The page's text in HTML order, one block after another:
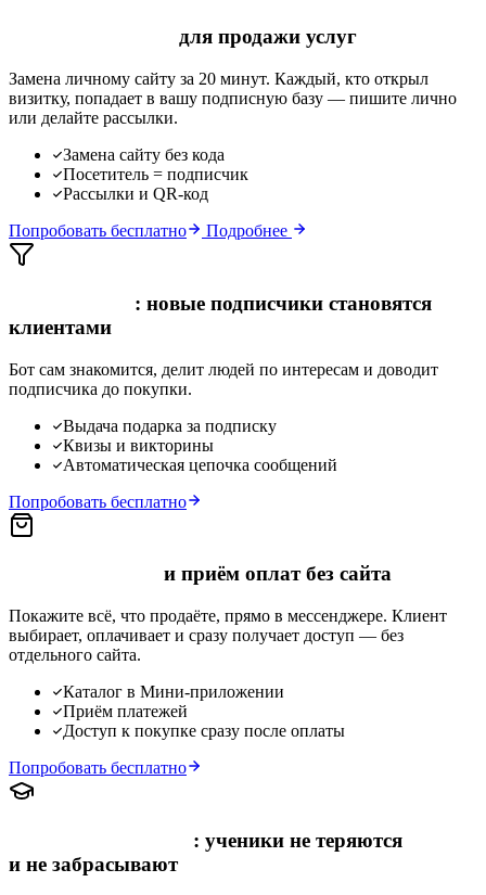
для продажи услуг
Замена личному сайту за 20 минут. Каждый, кто открыл
визитку, попадает в вашу подписную базу — пишите лично
или делайте рассылки.
Замена сайту без кода
Посетитель = подписчик
Рассылки и QR-код
Попробовать бесплатно
Подробнее
: новые подписчики становятся
клиентами
Бот сам знакомится, делит людей по интересам и доводит
подписчика до покупки.
Выдача подарка за подписку
Квизы и викторины
Автоматическая цепочка сообщений
Попробовать бесплатно
и приём оплат без сайта
Покажите всё, что продаёте, прямо в мессенджере. Клиент
выбирает, оплачивает и сразу получает доступ — без
отдельного сайта.
Каталог в Мини-приложении
Приём платежей
Доступ к покупке сразу после оплаты
Попробовать бесплатно
: ученики не теряются
и не забрасывают